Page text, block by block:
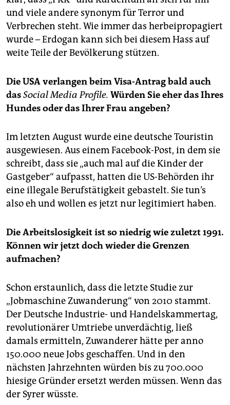
und viele andere synonym für Terror und
Verbrechen steht. Wie immer das herbeipropagiert
wurde – Erdogan kann sich bei diesem Hass auf
weite Teile der Bevölkerung stützen.
Die USA verlangen beim Visa-Antrag bald auch
dasSocial Media Profile. Würden Sie eher das Ihres
Hundes oder das Ihrer Frau angeben?
Im letzten August wurde eine deutsche Touristin
ausgewiesen. Aus einem Face­book-Post, in dem sie
schreibt, dass sie „auch mal auf die Kinder der
Gastgeber“ aufpasst, hatten die US-Behörden ihr
eine illegale Berufstätigkeit gebastelt. Sie tun’s
also eh und wollen es jetzt nur legitimiert haben.
Die Arbeitslosigkeit ist so niedrig wie zuletzt 1991.
Können wir jetzt doch wieder die Grenzen
aufmachen?
Schon erstaunlich, dass die letzte Studie zur
„Jobmaschine Zuwanderung“ von 2010 stammt.
Der Deutsche Industrie- und Handelskammertag,
revolutionärer Umtriebe unverdächtig, ließ
damals ermitteln, Zuwanderer hätte per anno
150.000 neue Jobs geschaffen. Und in den
nächsten Jahrzehnten würden bis zu 700.000
hiesige Gründer ersetzt werden müssen. Wenn das
der Syrer wüsste.